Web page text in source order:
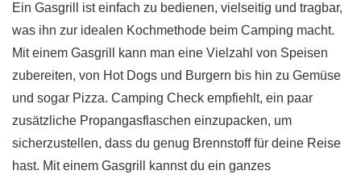
Ein Gasgrill ist einfach zu bedienen, vielseitig und tragbar,
was ihn zur idealen Kochmethode beim Camping macht.
Mit einem Gasgrill kann man eine Vielzahl von Speisen
zubereiten, von Hot Dogs und Burgern bis hin zu Gemüse
und sogar Pizza. Camping Check empfiehlt, ein paar
zusätzliche Propangasflaschen einzupacken, um
sicherzustellen, dass du genug Brennstoff für deine Reise
hast. Mit einem Gasgrill kannst du ein ganzes